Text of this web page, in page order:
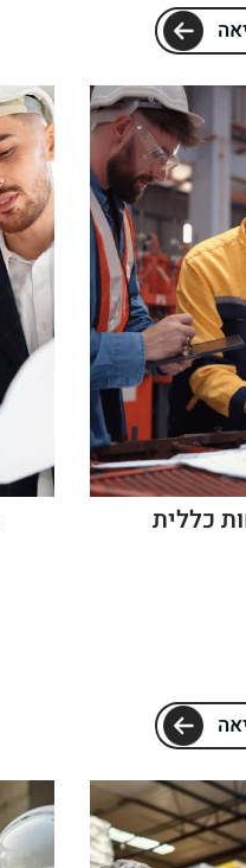
כללית